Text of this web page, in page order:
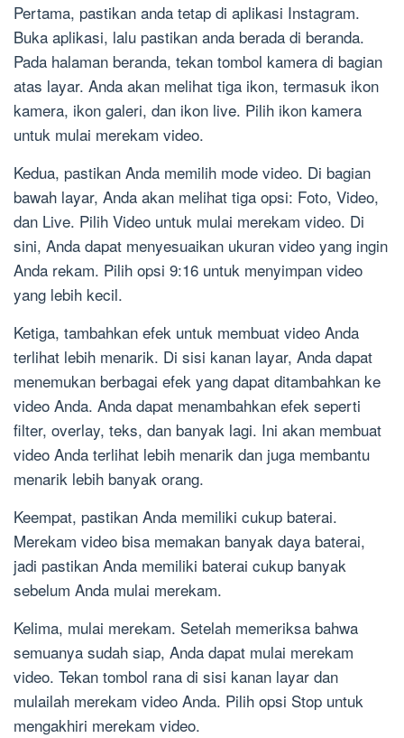
Pertama, pastikan anda tetap di aplikasi Instagram.
Buka aplikasi, lalu pastikan anda berada di beranda.
Pada halaman beranda, tekan tombol kamera di bagian
atas layar. Anda akan melihat tiga ikon, termasuk ikon
kamera, ikon galeri, dan ikon live. Pilih ikon kamera
untuk mulai merekam video.
Kedua, pastikan Anda memilih mode video. Di bagian
bawah layar, Anda akan melihat tiga opsi: Foto, Video,
dan Live. Pilih Video untuk mulai merekam video. Di
sini, Anda dapat menyesuaikan ukuran video yang ingin
Anda rekam. Pilih opsi 9:16 untuk menyimpan video
yang lebih kecil.
Ketiga, tambahkan efek untuk membuat video Anda
terlihat lebih menarik. Di sisi kanan layar, Anda dapat
menemukan berbagai efek yang dapat ditambahkan ke
video Anda. Anda dapat menambahkan efek seperti
filter, overlay, teks, dan banyak lagi. Ini akan membuat
video Anda terlihat lebih menarik dan juga membantu
menarik lebih banyak orang.
Keempat, pastikan Anda memiliki cukup baterai.
Merekam video bisa memakan banyak daya baterai,
jadi pastikan Anda memiliki baterai cukup banyak
sebelum Anda mulai merekam.
Kelima, mulai merekam. Setelah memeriksa bahwa
semuanya sudah siap, Anda dapat mulai merekam
video. Tekan tombol rana di sisi kanan layar dan
mulailah merekam video Anda. Pilih opsi Stop untuk
mengakhiri merekam video.